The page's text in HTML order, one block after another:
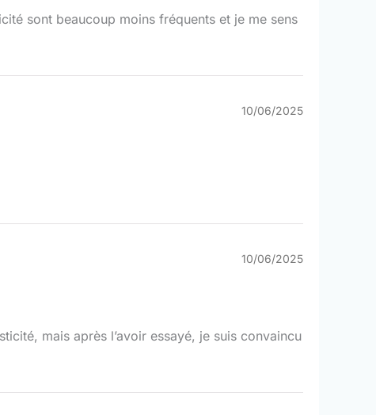
sont beaucoup moins fréquents et je me sens
10/06/2025
10/06/2025
mais après l’avoir essayé, je suis convaincu